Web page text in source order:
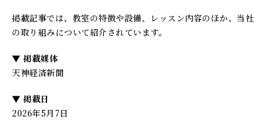
掲載記事では、教室の特徴や設備、レッスン内容のほか、当社
の取り組みについて紹介されています。
▼ 掲載媒体
天神経済新聞
▼ 掲載日
2026年5月7日